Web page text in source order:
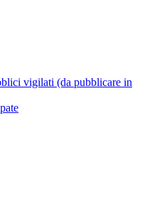
vigilati (da pubblicare in